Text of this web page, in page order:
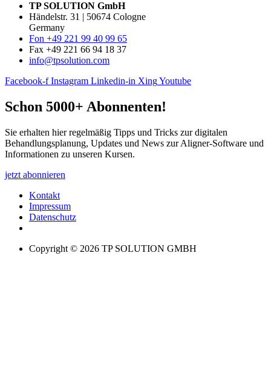
TP SOLUTION GmbH
Händelstr. 31 | 50674 Cologne
Germany
Fon +49 221 99 40 99 65
Fax +49 221 66 94 18 37
info@tpsolution.com
Facebook-f Instagram Linkedin-in XingYoutube
Schon 5000+ Abonnenten!
Sie erhalten hier regelmäßig Tipps und Tricks zur digitalen
Behandlungsplanung, Updates und News zur Aligner-Software und
Informationen zu unseren Kursen.
jetzt abonnieren
Kontakt
Impressum
Datenschutz
Copyright © 2026 TP SOLUTION GMBH